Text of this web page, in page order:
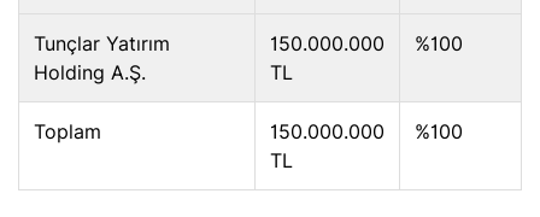
Tunçlar Yatırım
Holding A.Ş.
150.000.000
TL
%100
Toplam
150.000.000
TL
%100